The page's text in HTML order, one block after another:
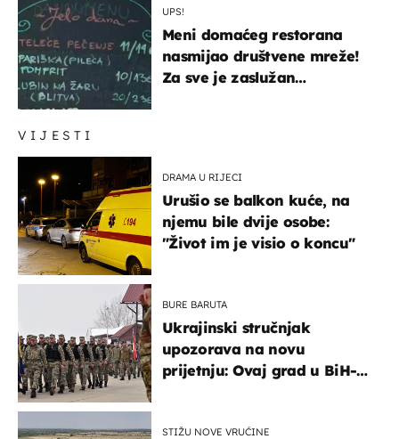
VIJESTI
DRAMA U RIJECI
Urušio se balkon kuće, na
njemu bile dvije osobe:
"Život im je visio o koncu"
BURE BARUTA
Ukrajinski stručnjak
upozorava na novu
prijetnju: Ovaj grad u BiH-u
STIŽU NOVE VRUĆINE
UPS!
Meni domaćeg restorana
nasmijao društvene mreže!
Za sve je zaslužan